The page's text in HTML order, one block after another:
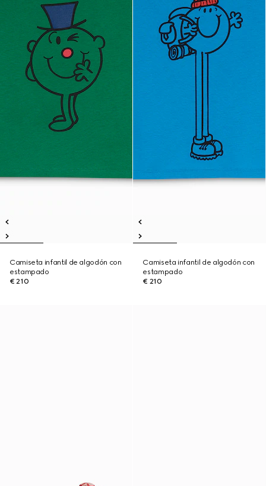
Camiseta infantil de algodón con
estampado
€ 210
Camiseta infantil de algodón con
estampado
€ 210